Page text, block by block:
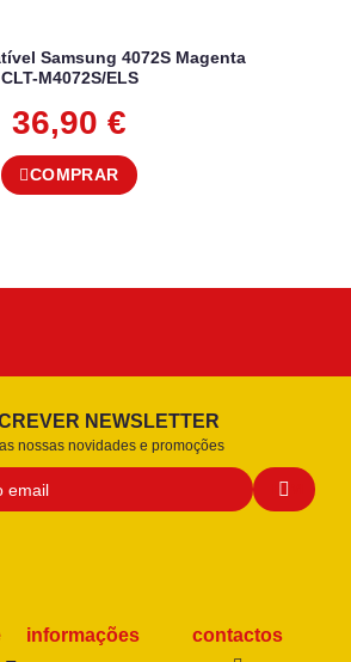
Samsung 4072S Magenta
CLT-M4072S/ELS
36,90 €
COMPRAR
NEWSLETTER
nossas novidades e promoções
informações contactos